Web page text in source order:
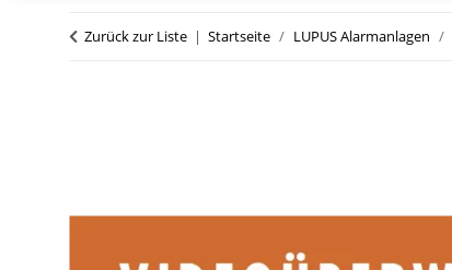
Zurück zur Liste Startseite LUPUS Alarmanlagen